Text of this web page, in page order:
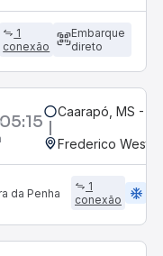
1
conexão
Embarque
direto
05:15 Caarapó, MS -
Frederico
da Penha
1
conexão
ac_unit